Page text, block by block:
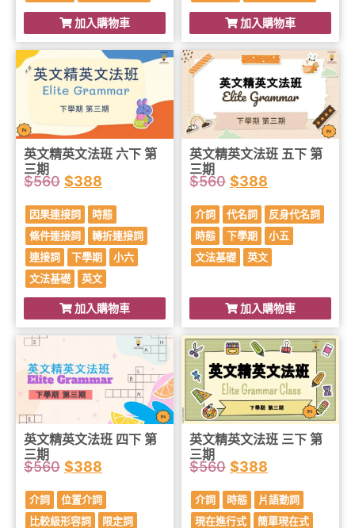
加入購物車 加入購物車
英文精英文法班 六下 第
三期
$560 $388
因果連接詞
時態
條件連接詞
轉折連接詞
連接詞
下學期
小六
文法基礎
英文
加入購物車
英文精英文法班 五下 第
三期
$560 $388
介詞 代名詞
反身代名詞
時態
下學期
小五
文法基礎
英文
加入購物車
英文精英文法班 四下 第
三期
$560 $388
介詞
位置介詞
比較級形容詞
限定詞
英文精英文法班 三下 第
三期
$560 $388
介詞 時態
片語動詞
現在進行式
簡單現在式